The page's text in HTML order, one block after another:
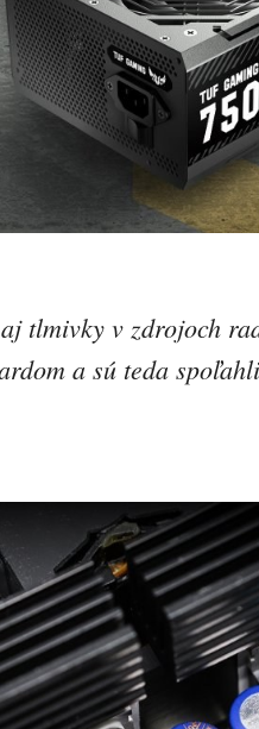
tlmivky v zdrojoch
a sú teda